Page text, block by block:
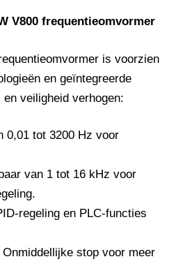
V800 frequentieomvormer
is voorzien
en geïntegreerde
veiligheid verhogen:
0,01 tot 3200 Hz voor
van 1 tot 16 kHz voor
regeling en PLC-functies
Onmiddellijke stop voor meer